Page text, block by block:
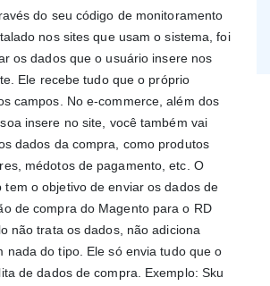
do seu código de monitoramento
nos sites que usam o sistema, foi
os dados que o usuário insere nos
Ele recebe tudo que o próprio
campos. No e-commerce, além dos
insere no site, você também vai
dados da compra, como produtos
médotos de pagamento, etc. O
tem o objetivo de enviar os dados de
de compra do Magento para o RD
não trata os dados, não adiciona
nada do tipo. Ele só envia tudo que o
de dados de compra. Exemplo: Sku